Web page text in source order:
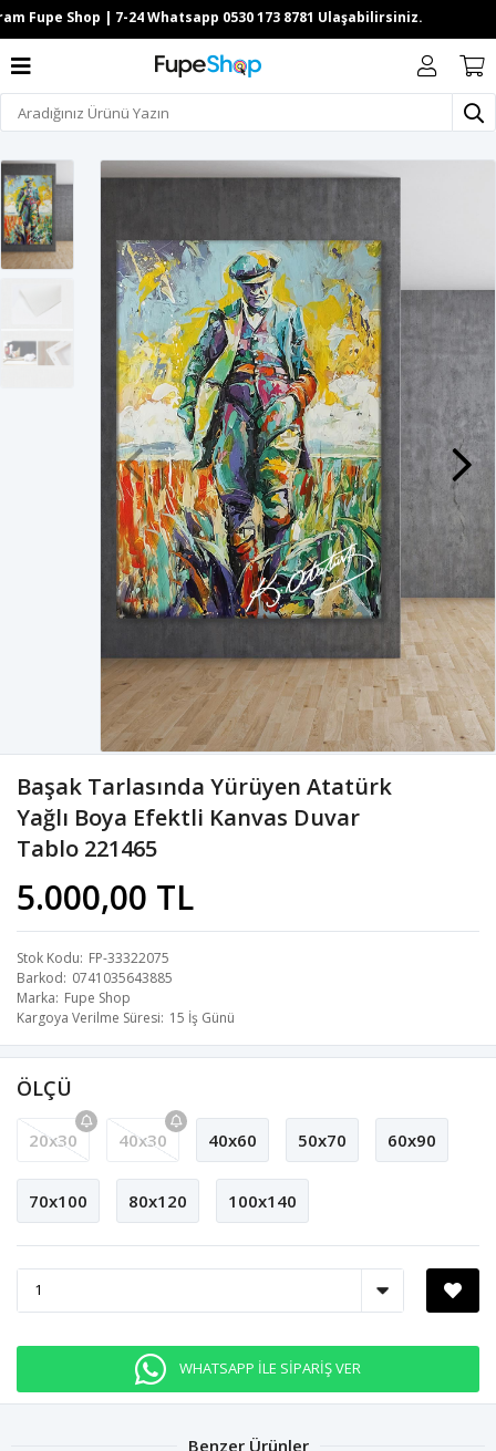
Başak Tarlasında Yürüyen Atatürk
Yağlı Boya Efektli Kanvas Duvar
Tablo 221465
5.000,00 TL
Stok Kodu FP-33322075
Barkod 0741035643885
Marka Fupe Shop
Kargoya Verilme Süresi 15 İş Günü
ÖLÇÜ
20x30 40x30 40x60 50x70 60x90
70x100 80x120 100x140
WHATSAPP İLE SİPARİŞ VER
Benzer Ürünler